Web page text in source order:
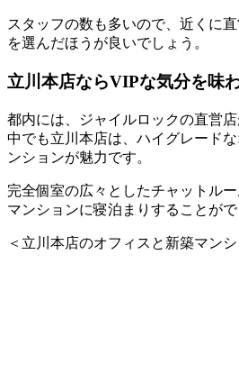
スタッフの数も多いので、近くに
を選んだほうが良いでしょう。
立川本店ならVIPな気分を味
都内には、ジャイルロックの直営店
中でも立川本店は、ハイグレード
ンションが魅力です。
完全個室の広々としたチャットル
マンションに寝泊まりすることがで
＜立川本店のオフィスと新築マンシ